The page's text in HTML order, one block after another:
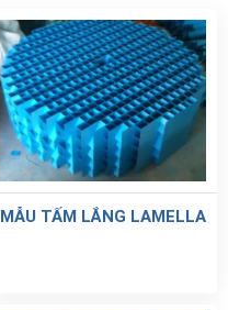
MẪU TẤM LẮNG LAMELLA